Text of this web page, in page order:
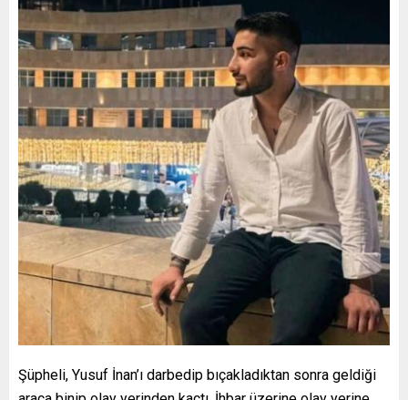
Şüpheli, Yusuf İnan’ı darbedip bıçakladıktan sonra geldiği